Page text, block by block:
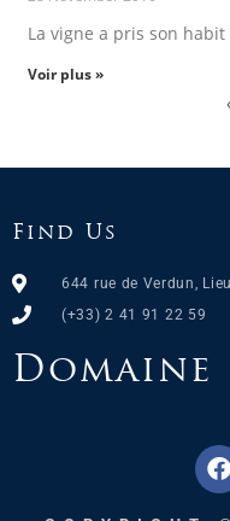
La vigne a pris son habit
Voir plus »
Find Us
644 rue de Verdun,
(+33) 2 41 91 22 59